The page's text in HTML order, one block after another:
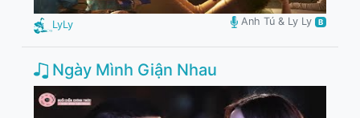
LyLy Anh Tú & Ly Ly B
Ngày Mình Giận Nhau